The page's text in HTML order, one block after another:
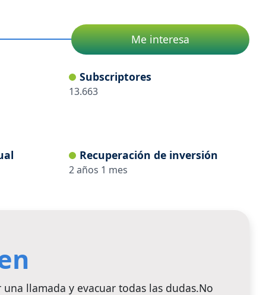
Me interesa
Subscriptores
13.663
Recuperación de inversión
2años 1 mes
llamada y evacuar todas las dudas.No